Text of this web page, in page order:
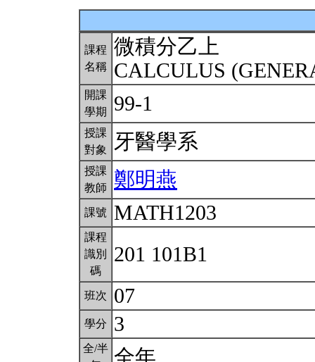
課程
名稱
微積分乙上
CALCULUS
開課
學期
99-1
授課
對象
牙醫學系
授課
教師
鄭明燕
課號 MATH1203
課程
識別
碼
201 101B1
班次 07
學分 3
全/半 全年